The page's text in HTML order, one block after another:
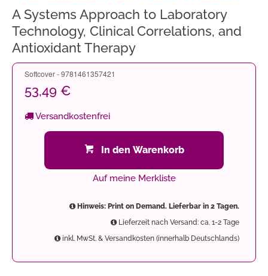
A Systems Approach to Laboratory
Technology, Clinical Correlations, and
Antioxidant Therapy
Softcover - 9781461357421
53,49 €
Versandkostenfrei
In den Warenkorb
Auf meine Merkliste
Hinweis: Print on Demand. Lieferbar in 2 Tagen.
Lieferzeit nach Versand: ca. 1-2 Tage
inkl. MwSt. & Versandkosten (innerhalb Deutschlands)